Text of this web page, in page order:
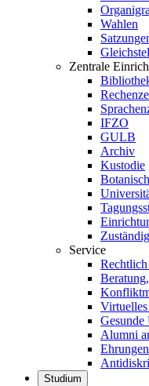
Wahlen
Zentrale
IFZO
GULB
Archiv
Kustodie
Service
Gesunde
Alumni
Ehrungen
Studium